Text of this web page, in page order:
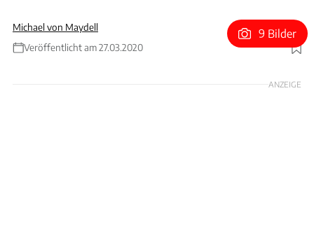
Michael von Maydell
Veröffentlicht am 27.03.2020
Foto: Hans-Dieter Seufert
9 Bilder
ANZEIGE